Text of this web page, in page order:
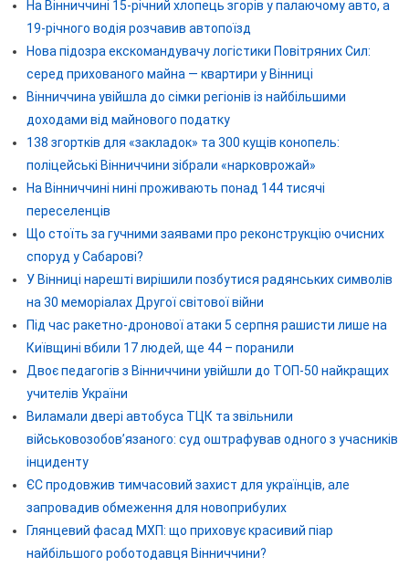
На Вінниччині 15-річний хлопець згорів у палаючому авто, а
19-річного водія розчавив автопоїзд
Нова підозра екскомандувачу логістики Повітряних Сил:
серед прихованого майна — квартири у Вінниці
Вінниччина увійшла до сімки регіонів із найбільшими
доходами від майнового податку
138 згортків для «закладок» та 300 кущів конопель:
поліцейські Вінниччини зібрали «нарковрожай»
На Вінниччині нині проживають понад 144 тисячі
переселенців
Що стоїть за гучними заявами про реконструкцію очисних
споруд у Сабарові?
У Вінниці нарешті вирішили позбутися радянських символів
на 30 меморіалах Другої світової війни
Під час ракетно-дронової атаки 5 серпня рашисти лише на
Київщині вбили 17 людей, ще 44 – поранили
Двоє педагогів з Вінниччини увійшли до ТОП-50 найкращих
учителів України
Виламали двері автобуса ТЦК та звільнили
військовозобов’язаного: суд оштрафував одного з учасників
інциденту
ЄС продовжив тимчасовий захист для українців, але
запровадив обмеження для новоприбулих
Глянцевий фасад МХП: що приховує красивий піар
найбільшого роботодавця Вінниччини?